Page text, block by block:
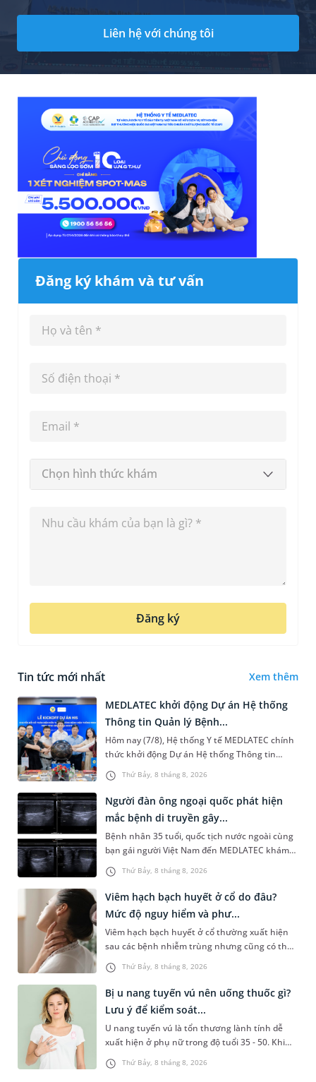
Liên hệ với chúng tôi
Đăng ký khám và tư vấn
Chọn hình thức khám
Đăng ký
Tin tức mới nhất Xem thêm
Thứ Bảy, 8 tháng 8, 2026
MEDLATEC khởi động Dự án Hệ thống
Thông tin Quản lý Bệnh...
Hôm nay (7/8), Hệ thống Y tế MEDLATEC chính
thức khởi động Dự án Hệ thống Thông tin
Quản lý Bệnh viện (HIS - Hospital Information
System) giai đoạn mới. Dự á...
Thứ Bảy, 8 tháng 8, 2026
Người đàn ông ngoại quốc phát hiện
mắc bệnh di truyền gây...
Bệnh nhân 35 tuổi, quốc tịch nước ngoài cùng
bạn gái người Việt Nam đến MEDLATEC khám
sức khỏe tiền hôn nhân. Qua thăm khám và
làm các xét nghiệm chuyên sâu,...
Thứ Bảy, 8 tháng 8, 2026
Viêm hạch bạch huyết ở cổ do đâu?
Mức độ nguy hiểm và phư...
Viêm hạch bạch huyết ở cổ thường xuất hiện
sau các bệnh nhiễm trùng nhưng cũng có thể
liên quan đến lao hạch hoặc ung thư. Để tìm
hiểu nguyên nhân gây viêm,...
Thứ Bảy, 8 tháng 8, 2026
Bị u nang tuyến vú nên uống thuốc gì?
Lưu ý để kiểm soát...
U nang tuyến vú là tổn thương lành tính dễ
xuất hiện ở phụ nữ trong độ tuổi 35 - 50. Khi
được chẩn đoán mắc bệnh, nhiều người
thường băn khoăn u nang tuyến v...